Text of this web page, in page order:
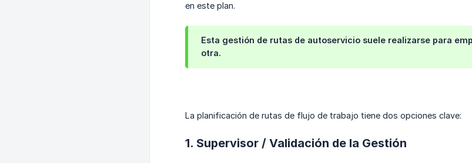
en este plan.
Esta gestión de rutas de autoservicio suele realizarse para
otra.
La planificación de rutas de flujo de trabajo tiene dos opciones clave:
1. Supervisor / Validación de la Gestión